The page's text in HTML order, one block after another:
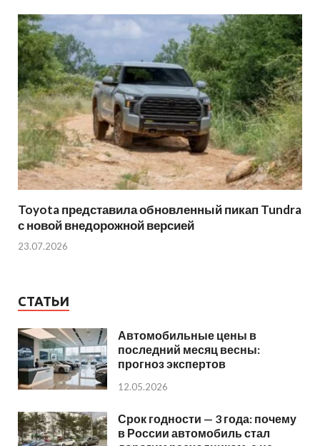
Toyota представила обновленный пикап Tundra
с новой внедорожной версией
23.07.2026
СТАТЬИ
Автомобильные цены в
последний месяц весны:
прогноз экспертов
12.05.2026
Срок годности — 3 года: почему
в России автомобиль стал